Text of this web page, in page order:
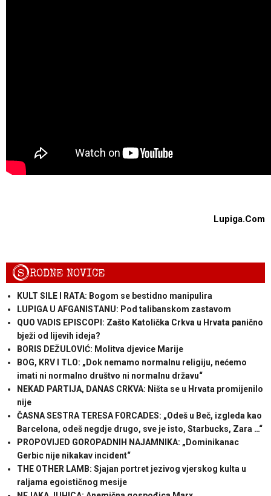
Lupiga.Com
SRODNE NOVICE
KULT SILE I RATA: Bogom se bestidno manipulira
LUPIGA U AFGANISTANU: Pod talibanskom zastavom
QUO VADIS EPISCOPI: Zašto Katolička Crkva u Hrvata panično
bježi od lijevih ideja?
BORIS DEŽULOVIĆ: Molitva djevice Marije
BOG, KRV I TLO: „Dok nemamo normalnu religiju, nećemo
imati ni normalno društvo ni normalnu državu“
NEKAD PARTIJA, DANAS CRKVA: Ništa se u Hrvata promijenilo
nije
ČASNA SESTRA TERESA FORCADES: „Odeš u Beč, izgleda kao
Barcelona, odeš negdje drugo, sve je isto, Starbucks, Zara …“
PROPOVIJED GOROPADNIH NAJAMNIKA: „Dominikanac
Gerbic nije nikakav incident“
THE OTHER LAMB: Sjajan portret jezivog vjerskog kulta u
raljama egoističnog mesije